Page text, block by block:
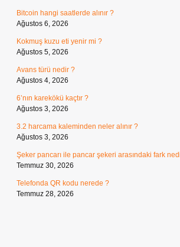
Bitcoin hangi saatlerde alınır ?
Ağustos 6, 2026
Kokmuş kuzu eti yenir mi ?
Ağustos 5, 2026
Avans türü nedir ?
Ağustos 4, 2026
6’nın karekökü kaçtır ?
Ağustos 3, 2026
3.2 harcama kaleminden neler alınır ?
Ağustos 3, 2026
Şeker pancarı ile pancar şekeri arasındaki fark
Temmuz 30, 2026
Telefonda QR kodu nerede ?
Temmuz 28, 2026